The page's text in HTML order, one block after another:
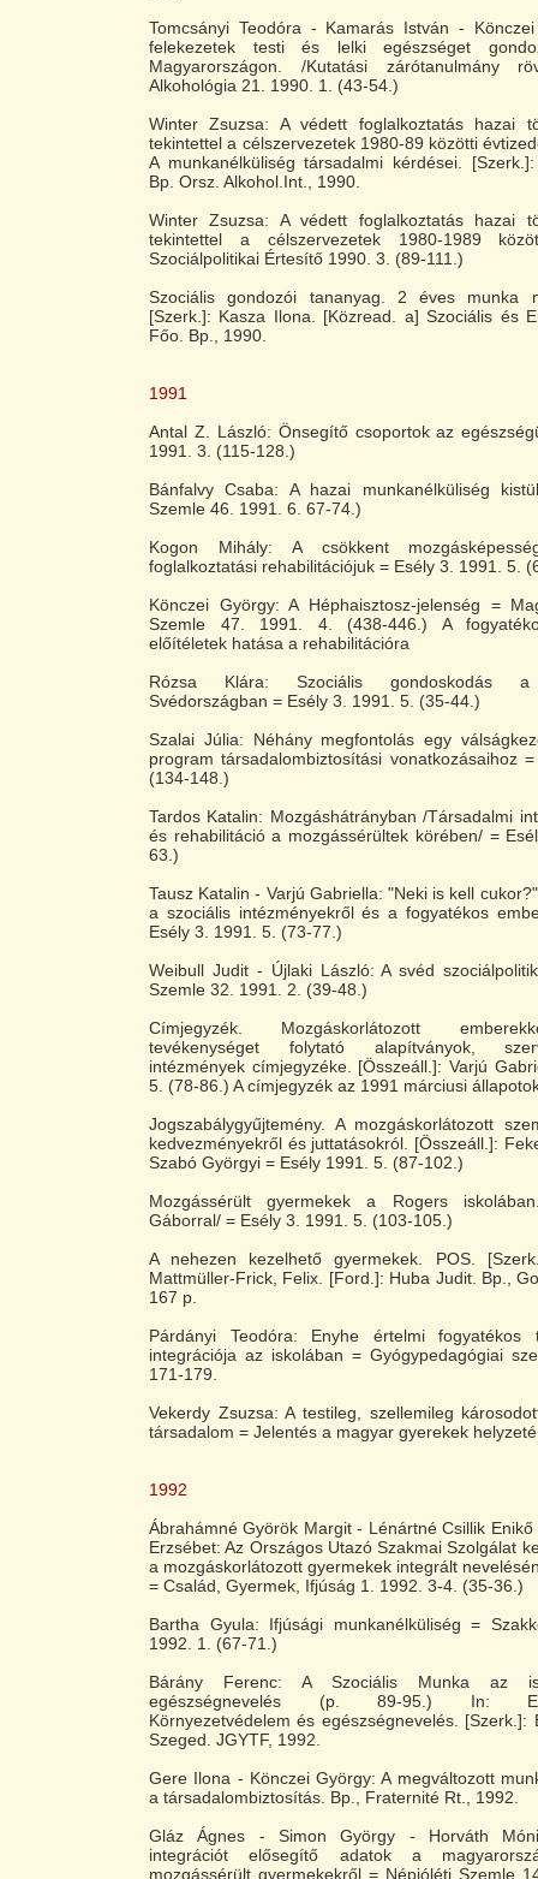
Tomcsányi Teodóra - Kamarás István -
felekezetek testi és lelki egészséget
Magyarországon. /Kutatási zárótanulmány
Alkohológia 21. 1990. 1. (43-54.)
Winter Zsuzsa: A védett foglalkoztatás hazai
tekintettel a célszervezetek 1980-89 közötti
A munkanélküliség társadalmi kérdései.
Bp. Orsz. Alkohol.Int., 1990.
Winter Zsuzsa: A védett foglalkoztatás hazai
tekintettel a célszervezetek 1980-1989
Szociálpolitikai Értesítő 1990. 3. (89-111.)
Szociális gondozói tananyag. 2 éves munka
[Szerk.]: Kasza Ilona. [Közread. a] Szociális és
Főo. Bp., 1990.
1991
Antal Z. László: Önsegítő csoportok az
1991. 3. (115-128.)
Bánfalvy Csaba: A hazai munkanélküliség
Szemle 46. 1991. 6. 67-74.)
Kogon Mihály: A csökkent
foglalkoztatási rehabilitációjuk = Esély 3. 1991. 5.
Könczei György: A Héphaisztosz-jelenség =
Szemle 47. 1991. 4. (438-446.) A
előítéletek hatása a rehabilitációra
Rózsa Klára: Szociális gondoskodás a
Svédországban = Esély 3. 1991. 5. (35-44.)
Szalai Júlia: Néhány megfontolás egy
program társadalombiztosítási vonatkozásaihoz
(134-148.)
Tardos Katalin: Mozgáshátrányban /Társadalmi
és rehabilitáció a mozgássérültek körében/ =
63.)
Tausz Katalin - Varjú Gabriella: "Neki is kell
a szociális intézményekről és a fogyatékos
Esély 3. 1991. 5. (73-77.)
Weibull Judit - Újlaki László: A svéd
Szemle 32. 1991. 2. (39-48.)
Címjegyzék. Mozgáskorlátozott
tevékenységet folytató alapítványok,
intézmények címjegyzéke. [Összeáll.]: Varjú
5. (78-86.) A címjegyzék az 1991 márciusi
Jogszabálygyűjtemény. A mozgáskorlátozott
kedvezményekről és juttatásokról. [Összeáll.]:
Szabó Györgyi = Esély 1991. 5. (87-102.)
Mozgássérült gyermekek a Rogers
Gáborral/ = Esély 3. 1991. 5. (103-105.)
A nehezen kezelhető gyermekek. POS.
Mattmüller-Frick, Felix. [Ford.]: Huba Judit. Bp.,
167 p.
Párdányi Teodóra: Enyhe értelmi fogyatékos
integrációja az iskolában = Gyógypedagógiai
171-179.
Vekerdy Zsuzsa: A testileg, szellemileg
társadalom = Jelentés a magyar gyerekek
1992
Ábrahámné Györök Margit - Lénártné Csillik
Erzsébet: Az Országos Utazó Szakmai Szolgálat
a mozgáskorlátozott gyermekek integrált
= Család, Gyermek, Ifjúság 1. 1992. 3-4. (35-36.)
Bartha Gyula: Ifjúsági munkanélküliség =
1992. 1. (67-71.)
Bárány Ferenc: A Szociális Munka az
egészségnevelés (p. 89-95.) In:
Környezetvédelem és egészségnevelés. [Szerk.]:
Szeged. JGYTF, 1992.
Gere Ilona - Könczei György: A megváltozott
a társadalombiztosítás. Bp., Fraternité Rt., 1992.
Gláz Ágnes - Simon György - Horváth
integrációt elősegítő adatok a
mozgássérült gyermekekről = Népjóléti Szemle